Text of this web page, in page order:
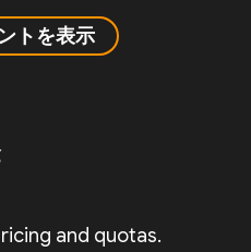
トを表示
and quotas.